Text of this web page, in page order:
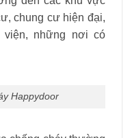
chung cư hiện đại,
viện, những nơi có
Happydoor